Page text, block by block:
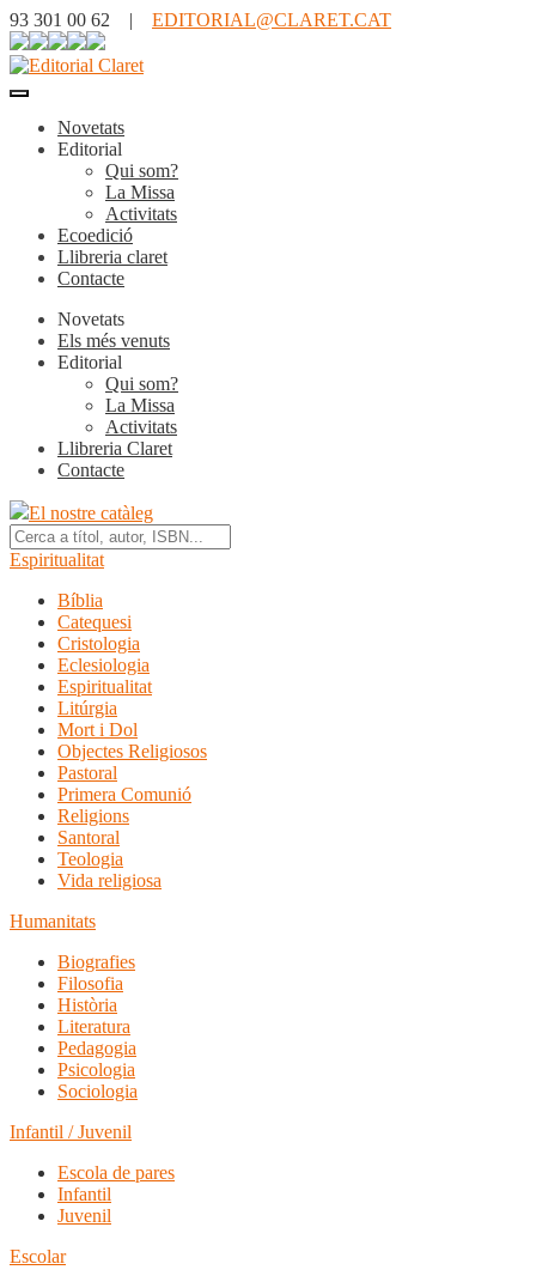
93 301 00 62 | EDITORIAL@CLARET.CAT
Novetats
Editorial
Qui som?
La Missa
Activitats
Ecoedició
Llibreria claret
Contacte
Novetats
Els més venuts
Editorial
Qui som?
La Missa
Activitats
Llibreria Claret
Contacte
El nostre catàleg
Espiritualitat
Bíblia
Catequesi
Cristologia
Eclesiologia
Espiritualitat
Litúrgia
Mort i Dol
Objectes Religiosos
Pastoral
Primera Comunió
Religions
Santoral
Teologia
Vida religiosa
Humanitats
Biografies
Filosofia
Història
Literatura
Pedagogia
Psicologia
Sociologia
Infantil / Juvenil
Escola de pares
Infantil
Juvenil
Escolar